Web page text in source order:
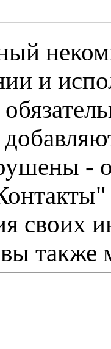
и
-
своих
также